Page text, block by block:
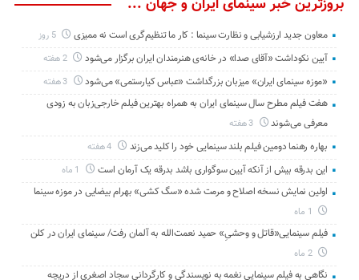
بروزترین خبر سینمای ایران و جهان ...
معاون جدید ارزشیابی و نظارت سینما : کار ما تنظیم‌گری است نه ممیزی 5 روز
آیین نکوداشت «آقای صدا» در خانه‌ی هنرمندان ایران برگزار می‌شود 2 هفته
«موزه سینمای ایران» میزبان بزرگداشت «عباس کیارستمی» می‌شود 3 هفته
هفت فیلم مطرح سال سینمای ایران به همراه بهترین فیلم خارجی‌زبان به زودی
معرفی می‌شوند
3 هفته
بهاره رهنما دومین فیلم بلند سینمایی خود را کلید می‌زند
این بدرقه بیش از آنکه آیین سوگواری باشد بدرقه یک آرمان است
اولین نمایش نسخه اصلاح و مرمت شده «سگ کشی» بهرام بیضایی در موزه سینما
فیلم سینمایی«قاتل و وحشیِ» حمید نعمت‌الله به آلمان رفت/ سینمای ایران در کلن
2 ماه
نگاهی به فیلم سینمایی نغمه به نویسندگی و کارگردانی سجاد اصغری از دریچه